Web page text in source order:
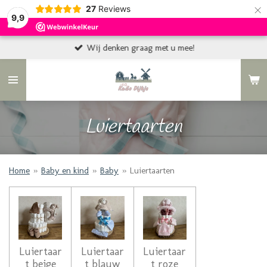
9,9
27 Reviews ×
Wij denken graag met u mee!
Luiertaarten
Home » Baby en kind » Baby » Luiertaarten
Luiertaar
t beige
Luiertaar
t blauw
Luiertaar
t roze